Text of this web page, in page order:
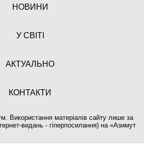
НОВИНИ
У СВІТІ
АКТУАЛЬНО
КОНТАКТИ
Використання матеріалів сайту лише за
видань - гіперпосилання) на «Азимут